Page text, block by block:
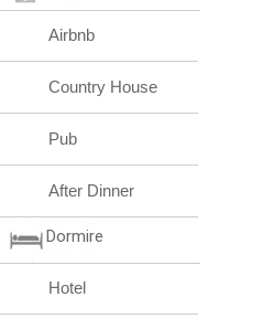
Airbnb
Country House
Pub
After Dinner
Dormire
Hotel